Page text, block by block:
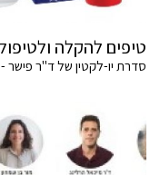
טיפים להקלה
סדרת יו-לקטין של ד"ר פישר